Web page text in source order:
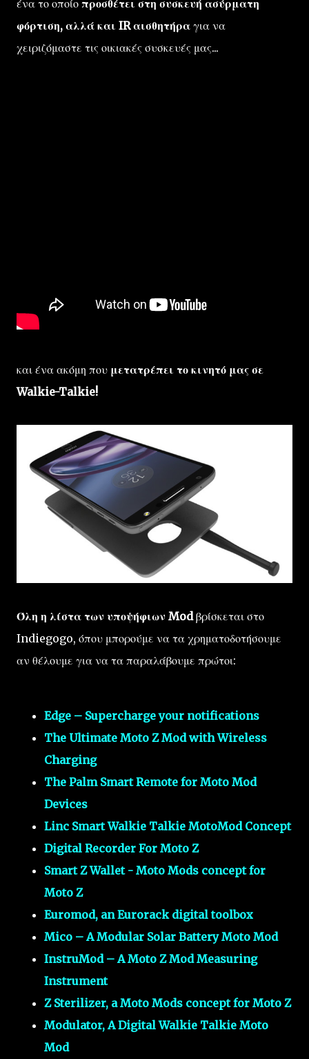
ένα το οποίο προσθέτει στη συσκευή ασύρματη
φόρτιση, αλλά και IR αισθητήρα για να
χειριζόμαστε τις οικιακές συσκευές μας...
και ένα ακόμη που μετατρέπει το κινητό μας σε
Walkie-Talkie!
Όλη η λίστα των υποψήφιων Modβρίσκεται στο
Indiegogo, όπου μπορούμε να τα χρηματοδοτήσουμε
αν θέλουμε για να τα παραλάβουμε πρώτοι:
Edge – Supercharge your notifications
The Ultimate Moto Z Mod with Wireless
Charging
The Palm Smart Remote for Moto Mod
Devices
Linc Smart Walkie Talkie MotoMod Concept
Digital Recorder For Moto Z
Smart Z Wallet - Moto Mods concept for
Moto Z
Euromod, an Eurorack digital toolbox
Mico – A Modular Solar Battery Moto Mod
InstruMod – A Moto Z Mod Measuring
Instrument
Z Sterilizer, a Moto Mods concept for Moto Z
Modulator, A Digital Walkie Talkie Moto
Mod